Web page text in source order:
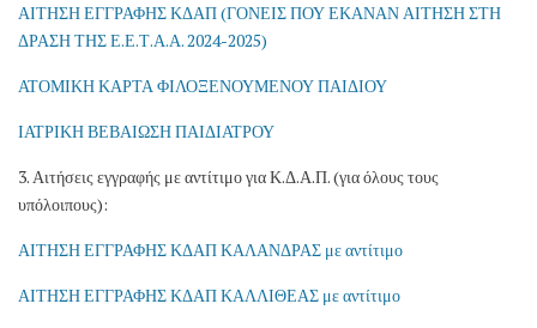
ΑΙΤΗΣΗ ΕΓΓΡΑΦΗΣ ΚΔΑΠ (ΓΟΝΕΙΣ ΠΟΥ ΕΚΑΝΑΝ ΑΙΤΗΣΗ ΣΤΗ
ΔΡΑΣΗ ΤΗΣ Ε.Ε.Τ.Α.Α. 2024-2025)
ΑΤΟΜΙΚΗ ΚΑΡΤΑ ΦΙΛΟΞΕΝΟΥΜΕΝΟΥ ΠΑΙΔΙΟΥ
ΙΑΤΡΙΚΗ ΒΕΒΑΙΩΣΗ ΠΑΙΔΙΑΤΡΟΥ
3. Αιτήσεις εγγραφής με αντίτιμο για Κ.Δ.Α.Π. (για όλους τους
υπόλοιπους):
ΑΙΤΗΣΗ ΕΓΓΡΑΦΗΣ ΚΔΑΠ ΚΑΛΑΝΔΡΑΣ με αντίτιμο
ΑΙΤΗΣΗ ΕΓΓΡΑΦΗΣ ΚΔΑΠ ΚΑΛΛΙΘΕΑΣ με αντίτιμο